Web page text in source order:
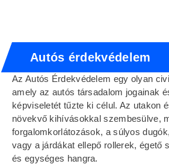
Autós érdekvédelem
Az Autós Érdekvédelem egy olyan
amely az autós társadalom jogainak
képviseletét tűzte ki célul. Az utakon
növekvő kihívásokkal szembesülve,
forgalomkorlátozások, a súlyos
vagy a járdákat ellepő rollerek, égető
és egységes hangra.